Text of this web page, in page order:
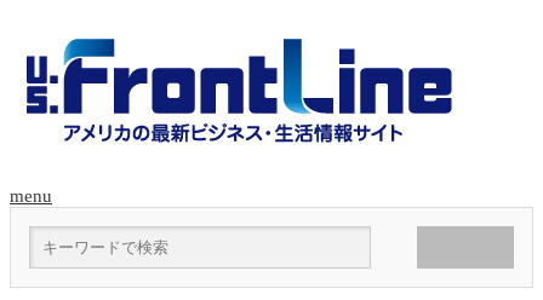
menu